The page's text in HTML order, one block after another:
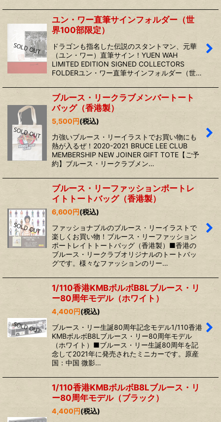
ユン・ワー直筆サインフォルダー（世
界100部限定）
ドラゴンも指名した伝説のスタントマン、元華
（ユン・ワー）直筆サイン！YUEN WAH
LIMITED EDITION SIGNED COLLECTORS
FOLDERユン・ワー直筆サインフォルダー（世…
ブルース・リークラブメンバートート
バッグ（香港製）
5,500円(税込)
力強いブルース・リーイラストでお買い物にも
熱が入るぜ！2020-2021 BRUCE LEE CLUB
MEMBERSHIP NEW JOINER GIFT TOTE【ご予
約】ブルース・リークラブメン…
ブルース・リーファッションポートレ
イトトートバッグ（香港製）
6,600円(税込)
ファッショナブルのブルース・リーイラストで
楽しくお買い物！ブルース・リーファッション
ポートレイトトートバッグ（香港製）■香港の
ブルース・リークラブオリジナルのトートバッ
グです。様々なファッションのリー…
1/110香港KMBボルボB8Lブルース・リ
ー80周年モデル（ホワイト）
4,400円(税込)
ブルース・リー生誕80周年記念モデル1/110香港
KMBボルボB8Lブルース・リー80周年モデル
（ホワイト）■ブルース・リー生誕80周年を記
念して2021年に発売されたミニカーです。原産
国：中国 微影…
1/110香港KMBボルボB8Lブルース・リ
ー80周年モデル（ブラック）
4,400円(税込)